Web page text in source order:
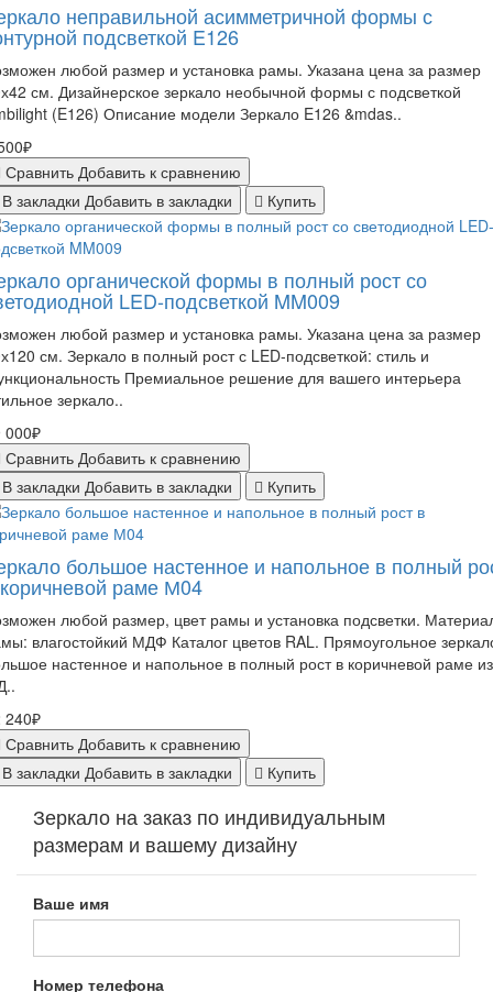
неправильной асимметричной формы с
подсветкой E126
любой размер и установка рамы. Указана цена за размер
см. Дизайнерское зеркало необычной формы с подсветкой
(E126) Описание модели Зеркало E126 &mdas..
Сравнить Добавить к сравнению
закладки Добавить в закладки Купить
органической формы в полный рост со
LED-подсветкой MM009
любой размер и установка рамы. Указана цена за размер
см. Зеркало в полный рост с LED-подсветкой: стиль и
Премиальное решение для вашего интерьера
зеркало..
000₽
Сравнить Добавить к сравнению
закладки Добавить в закладки Купить
большое настенное и напольное в полный
раме М04
любой размер, цвет рамы и установка подсветки.
влагостойкий МДФ Каталог цветов RAL. Прямоугольное
настенное и напольное в полный рост в коричневой раме из
240₽
Сравнить Добавить к сравнению
закладки Добавить в закладки Купить
Зеркало на заказ по индивидуальным
размерам и вашему дизайну
Ваше имя
Номер телефона